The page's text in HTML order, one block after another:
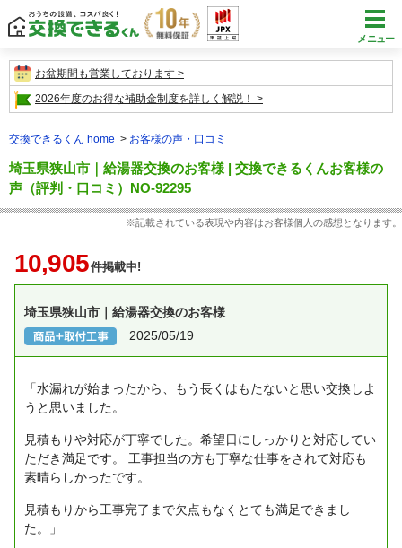
メニュー
お盆期間も営業しております
2026年度のお得な補助金制度を詳しく解説！
交換できるくん home お客様の声・口コミ
埼玉県狭山市｜給湯器交換のお客様 | 交換できるくんお客様の
声（評判・口コミ）NO-92295
※記載されている表現や内容はお客様個人の感想となります。
10,905件掲載中!
埼玉県狭山市｜給湯器交換のお客様
2025/05/19
「水漏れが始まったから、もう長くはもたないと思い交換しよ
うと思いました。
見積もりや対応が丁寧でした。希望日にしっかりと対応してい
ただき満足です。
工事担当の方も丁寧な仕事をされて対応も
素晴らしかったです。
見積もりから工事完了まで欠点もなくとても満足できまし
た。」